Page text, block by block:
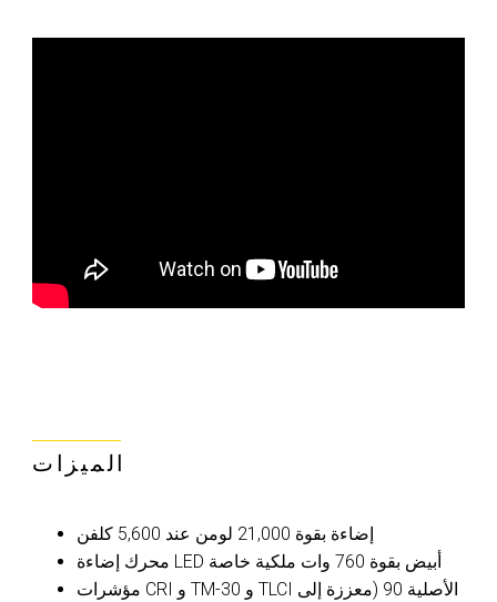
الميزات
إضاءة بقوة 21,000 لومن عند 5,600 كلفن
محرك إضاءة LED أبيض بقوة 760 وات ملكية خاصة
مؤشرات CRI و TM-30 و TLCI الأصلية 90 (معززة إلى